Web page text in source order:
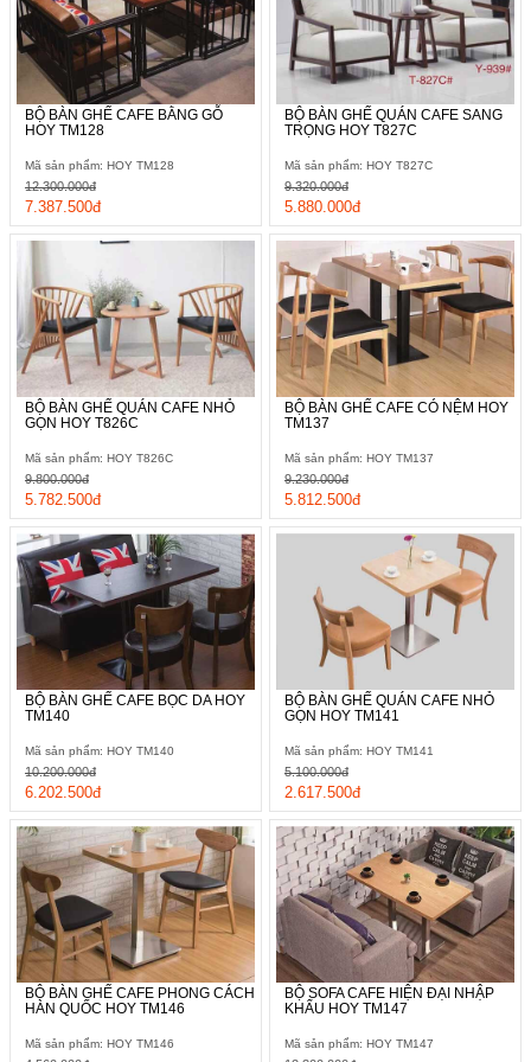
BỘ BÀN GHẾ CAFE BẰNG GỖ
HOY TM128
Mã sản phẩm: HOY TM128
7.387.500đ
12.300.000đ
BỘ BÀN GHẾ QUÁN CAFE SANG
TRỌNG HOY T827C
Mã sản phẩm: HOY T827C
5.880.000đ
9.320.000đ
BỘ BÀN GHẾ QUÁN CAFE NHỎ
GỌN HOY T826C
Mã sản phẩm: HOY T826C
5.782.500đ
9.800.000đ
BỘ BÀN GHẾ CAFE CÓ NỆM HOY
TM137
Mã sản phẩm: HOY TM137
5.812.500đ
9.230.000đ
BỘ BÀN GHẾ CAFE BỌC DA HOY
TM140
Mã sản phẩm: HOY TM140
6.202.500đ
10.200.000đ
BỘ BÀN GHẾ QUÁN CAFE NHỎ
GỌN HOY TM141
Mã sản phẩm: HOY TM141
2.617.500đ
5.100.000đ
BỘ BÀN GHẾ CAFE PHONG CÁCH
HÀN QUỐC HOY TM146
Mã sản phẩm: HOY TM146
BỘ SOFA CAFE HIỆN ĐẠI NHẬP
KHẨU HOY TM147
Mã sản phẩm: HOY TM147